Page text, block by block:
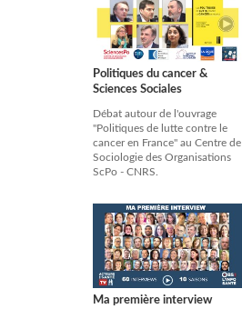
Politiques du cancer &
Sciences Sociales
Débat autour de l'ouvrage
"Politiques de lutte contre le
cancer en France" au Centre de
Sociologie des Organisations
ScPo - CNRS.
Ma première interview